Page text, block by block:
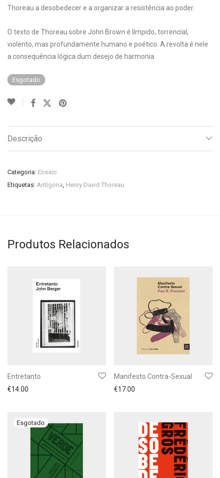
Thoreau a desobedecer e a organizar a resistência ao poder.
O texto de Thoreau sobre John Brown é límpido, torrencial,
violento, mas profundamente humano e poético. A revolta é nele
a consequência lógica dum desejo de harmonia.
Esgotado
Descrição
Categoria: Ensaio
Etiquetas: Antígona, Henry David Thoreau
Produtos Relacionados
Entretanto
€14.00
Manifesto Contra-Sexual
€17.00